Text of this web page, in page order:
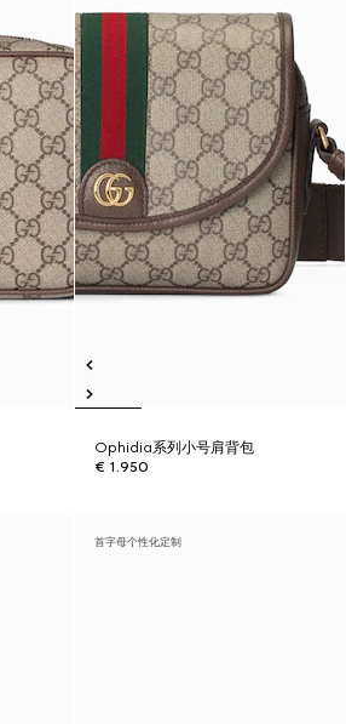
Ophidia系列小号肩背包
€ 1.950
首字母个性化定制